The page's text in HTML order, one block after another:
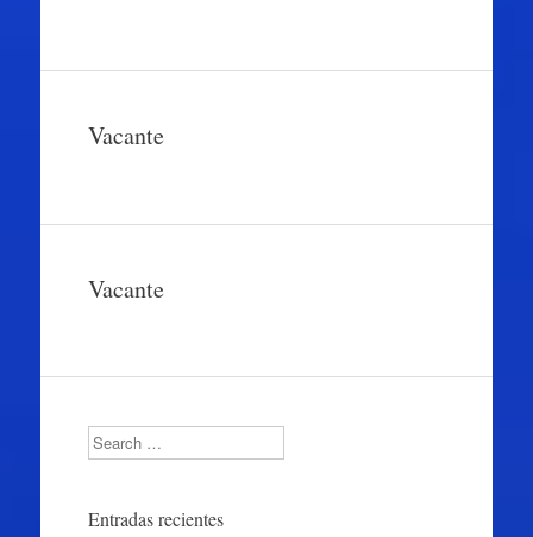
Vacante
Vacante
Search
Entradas recientes